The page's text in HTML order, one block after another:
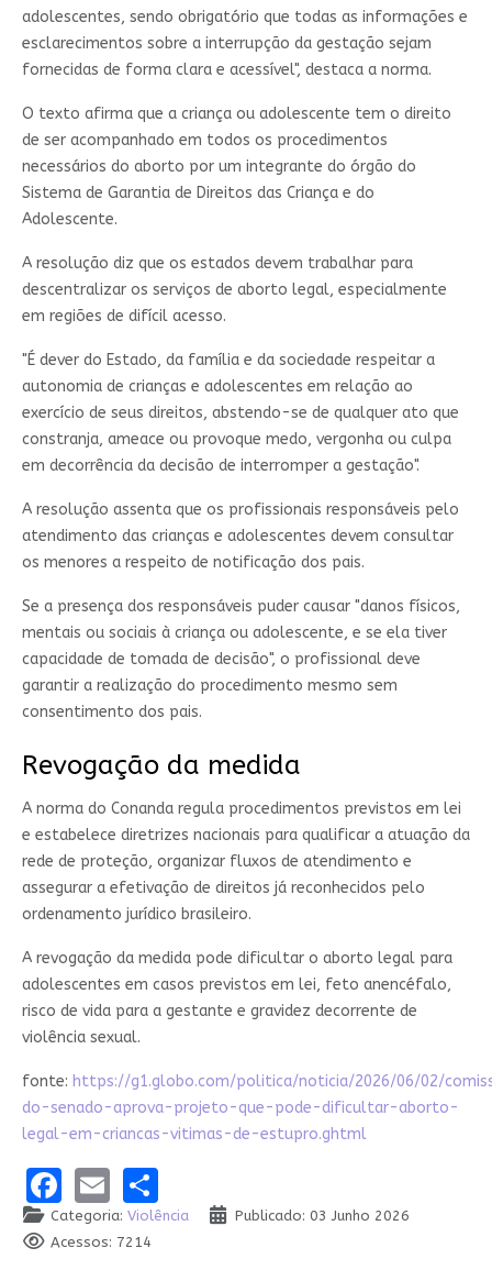
adolescentes, sendo obrigatório que todas as informações e
esclarecimentos sobre a interrupção da gestação sejam
fornecidas de forma clara e acessível", destaca a norma.
O texto afirma que a criança ou adolescente tem o direito
de ser acompanhado em todos os procedimentos
necessários do aborto por um integrante do órgão do
Sistema de Garantia de Direitos das Criança e do
Adolescente.
A resolução diz que os estados devem trabalhar para
descentralizar os serviços de aborto legal, especialmente
em regiões de difícil acesso.
"É dever do Estado, da família e da sociedade respeitar a
autonomia de crianças e adolescentes em relação ao
exercício de seus direitos, abstendo-se de qualquer ato que
constranja, ameace ou provoque medo, vergonha ou culpa
em decorrência da decisão de interromper a gestação".
A resolução assenta que os profissionais responsáveis pelo
atendimento das crianças e adolescentes devem consultar
os menores a respeito de notificação dos pais.
Se a presença dos responsáveis puder causar "danos físicos,
mentais ou sociais à criança ou adolescente, e se ela tiver
capacidade de tomada de decisão", o profissional deve
garantir a realização do procedimento mesmo sem
consentimento dos pais.
Revogação da medida
A norma do Conanda regula procedimentos previstos em lei
e estabelece diretrizes nacionais para qualificar a atuação da
rede de proteção, organizar fluxos de atendimento e
assegurar a efetivação de direitos já reconhecidos pelo
ordenamento jurídico brasileiro.
A revogação da medida pode dificultar o aborto legal para
adolescentes em casos previstos em lei, feto anencéfalo,
risco de vida para a gestante e gravidez decorrente de
violência sexual.
fonte: https://g1.globo.com/politica/noticia/2026/06/02/
do-senado-aprova-projeto-que-pode-dificultar-aborto-
legal-em-criancas-vitimas-de-estupro.ghtml
Facebook
EmailShare
Categoria: Violência
Publicado: 03 Junho 2026
Acessos: 7214